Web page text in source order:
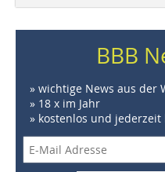
BBB
» wichtige News aus der
» 18 x im Jahr
» kostenlos und